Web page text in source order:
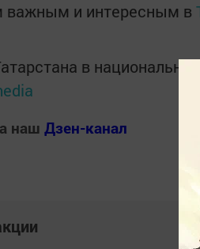
важным и интересным в
в
наш Дзен-канал